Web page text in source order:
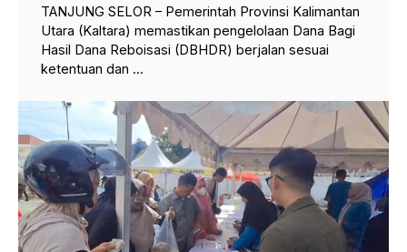
TANJUNG SELOR – Pemerintah Provinsi Kalimantan
Utara (Kaltara) memastikan pengelolaan Dana Bagi
Hasil Dana Reboisasi (DBHDR) berjalan sesuai
ketentuan dan ...